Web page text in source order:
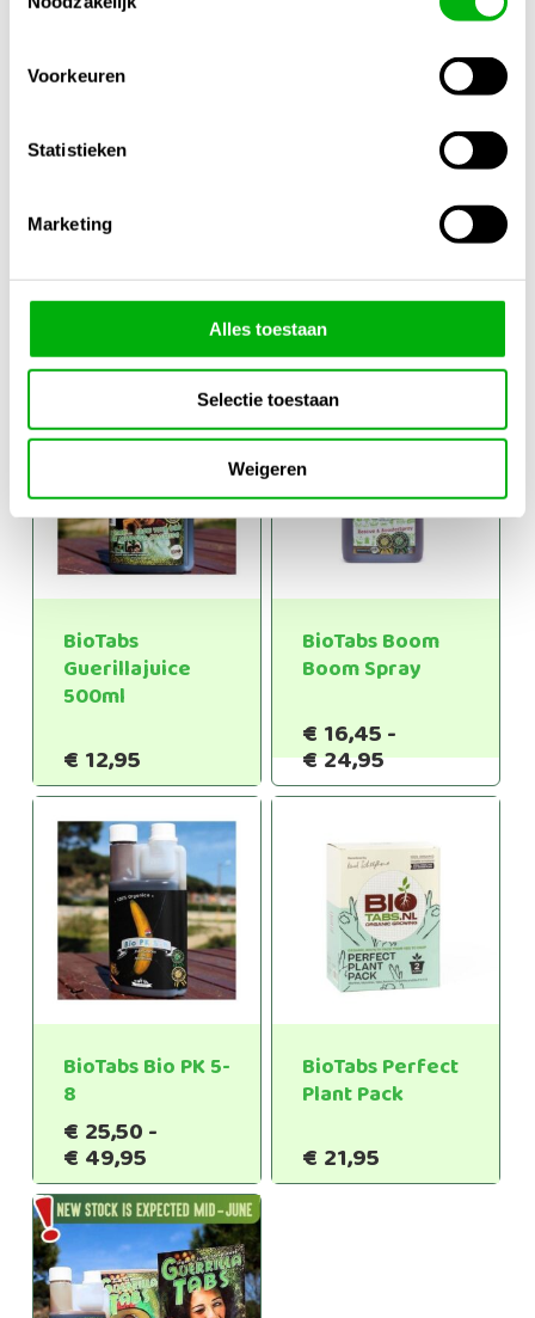
Voorkeuren
Statistieken
Marketing
Alles toestaan
Selectie toestaan
Weigeren
BioTabs PK
Booster
Compost Tee
€17,95-
Prijsklasse:
€17,95
€45,95
€10,25
BioTabs
Guerillajuice
500ml
€ 12,95
BioTabs Boom
Boom Spray
€ 16,45-
€24,95Prijsklasse:
€16,45
€24,95
BioTabs Bio PK 5-
8
€ 25,50-
€ 49,95Prijsklasse:
€25,50
tot
€49,95
BioTabs Perfect
Plant Pack
€ 21,95